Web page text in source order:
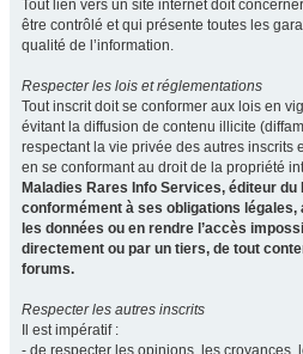
Tout lien vers un site internet doit
être contrôlé et qui présente toutes les
qualité de l’information.
Respecter les lois et réglementations
Tout inscrit doit se conformer aux lois en
évitant la diffusion de contenu illicite
respectant la vie privée des autres inscrits
en se conformant au droit de la propriété
Maladies Rares Info Services, éditeur
conformément à ses obligations
les données ou en rendre l’accès
directement ou par un tiers, de tout
forums.
Respecter les autres inscrits
Il est impératif :
- de respecter les opinions, les croyances,